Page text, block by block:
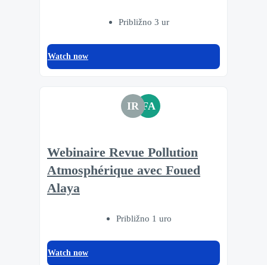
Približno 3 ur
Watch now
IR FA
Webinaire Revue Pollution
Atmosphérique avec Foued
Alaya
Približno 1 uro
Watch now